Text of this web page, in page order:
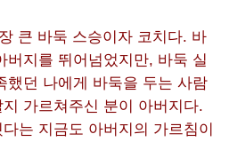
큰 바둑 스승이자 코치다. 바
버지를 뛰어넘었지만, 바둑 실
했던 나에게 바둑을 두는 사람
가르쳐주신 분이 아버지다.
는 지금도 아버지의 가르침이